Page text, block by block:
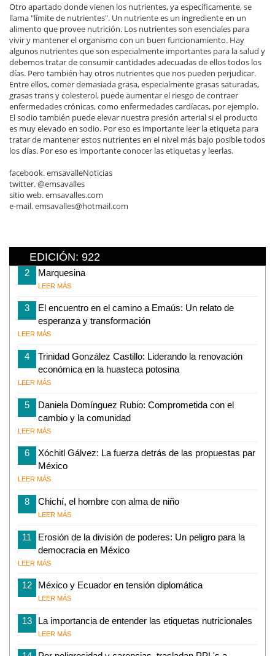
Otro apartado donde vienen los nutrientes, ya específicamente, se
llama "límite de nutrientes". Un nutriente es un ingrediente en un
alimento que provee nutrición. Los nutrientes son esenciales para
vivir y mantener el organismo con un buen funcionamiento. Hay
algunos nutrientes que son especialmente importantes para la salud y
debemos tratar de consumir cantidades adecuadas de ellos todos los
días. Pero también hay otros nutrientes que nos pueden perjudicar.
Entre ellos, comer demasiada grasa, especialmente grasas saturadas,
grasas trans y colesterol, puede aumentar el riesgo de contraer
enfermedades crónicas, como enfermedades cardíacas, por ejemplo.
El sodio también puede elevar nuestra presión arterial si el producto
es muy elevado en sodio. Por eso es importante leer la etiqueta para
tratar de mantener estos nutrientes en el nivel más bajo posible todos
los días. Por eso es importante conocer las etiquetas y leerlas.
facebook. emsavalleNoticias
twitter. @emsavalles
sitio web. emsavalles.com
e-mail. emsavalles@hotmail.com
EDICIÓN: 922
2 Marquesina
LEER MÁS
3
El encuentro en el camino a Emaús: Un relato de
esperanza y transformación
LEER MÁS
4
Trinidad González Castillo: Liderando la renovación
económica en la huasteca potosina
LEER MÁS
5
Daniela Domínguez Rubio: Comprometida con el
cambio y la comunidad
LEER MÁS
6
Xóchitl Gálvez: La fuerza detrás de las propuestas par
México
LEER MÁS
8 Chichí, el hombre con alma de niño
LEER MÁS
11
Erosión de la división de poderes: Un peligro para la
democracia en México
LEER MÁS
12 México y Ecuador en tensión diplomática
LEER MÁS
13 La importancia de entender las etiquetas nutricionales
LEER MÁS